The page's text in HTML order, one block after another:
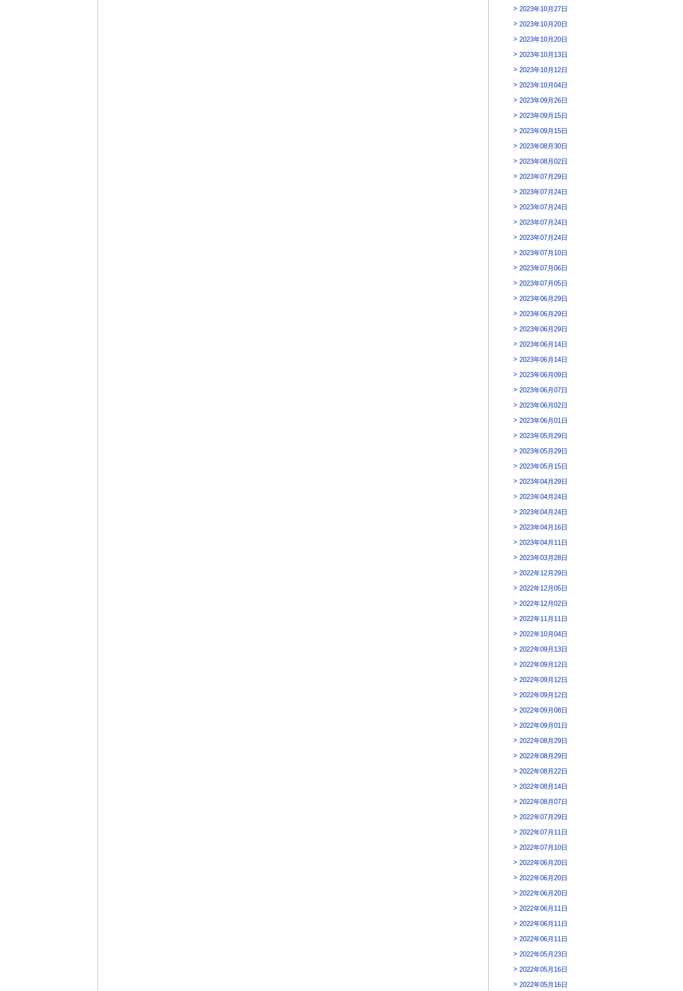
2023年10月27日
2023年10月20日
2023年10月20日
2023年10月13日
2023年10月12日
2023年10月04日
2023年09月26日
2023年09月15日
2023年09月15日
2023年08月30日
2023年08月02日
2023年07月29日
2023年07月24日
2023年07月24日
2023年07月24日
2023年07月24日
2023年07月10日
2023年07月06日
2023年07月05日
2023年06月29日
2023年06月29日
2023年06月29日
2023年06月14日
2023年06月14日
2023年06月09日
2023年06月07日
2023年06月02日
2023年06月01日
2023年05月29日
2023年05月29日
2023年05月15日
2023年04月29日
2023年04月24日
2023年04月24日
2023年04月16日
2023年04月11日
2023年03月28日
2022年12月29日
2022年12月05日
2022年12月02日
2022年11月11日
2022年10月04日
2022年09月13日
2022年09月12日
2022年09月12日
2022年09月12日
2022年09月08日
2022年09月01日
2022年08月29日
2022年08月29日
2022年08月22日
2022年08月14日
2022年08月07日
2022年07月29日
2022年07月11日
2022年07月10日
2022年06月20日
2022年06月20日
2022年06月20日
2022年06月11日
2022年06月11日
2022年06月11日
2022年05月23日
2022年05月16日
2022年05月16日